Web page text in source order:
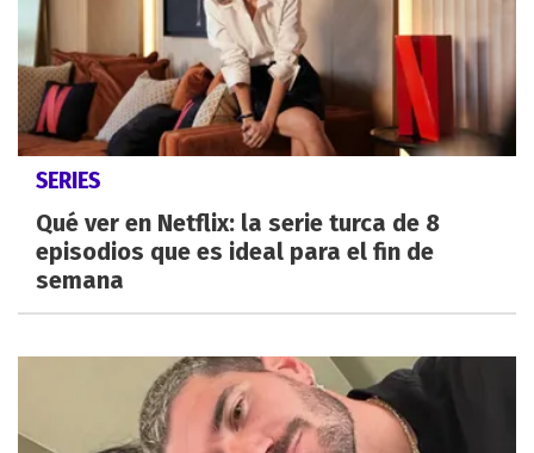
SERIES
Qué ver en Netflix: la serie turca de 8
episodios que es ideal para el fin de
semana